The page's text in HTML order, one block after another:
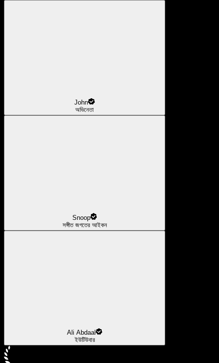
John
অভিনেতা
Snoop
সঙ্গীত জগতের আইকন
Ali Abdaal
ইউটিউবার